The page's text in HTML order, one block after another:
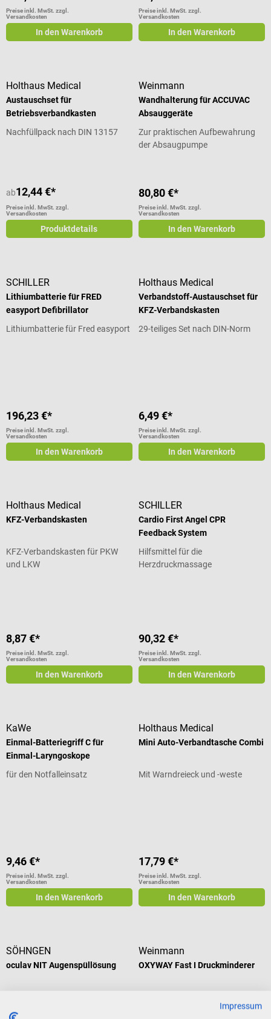
Preise inkl. MwSt. zzgl.
Versandkosten
In den Warenkorb
Preise inkl. MwSt. zzgl.
Versandkosten
In den Warenkorb
Holthaus Medical
Austauschset für
Betriebsverbandkasten
Nachfüllpack nach DIN 13157
ab12,44 €*
Preise inkl. MwSt. zzgl.
Versandkosten
Produktdetails
Weinmann
Wandhalterung für ACCUVAC
Absauggeräte
Zur praktischen Aufbewahrung
der Absaugpumpe
80,80 €*
Preise inkl. MwSt. zzgl.
Versandkosten
In den Warenkorb
SCHILLER
Lithiumbatterie für FRED
easyport Defibrillator
Lithiumbatterie für Fred easyport
196,23 €*
Preise inkl. MwSt. zzgl.
Versandkosten
In den Warenkorb
Holthaus Medical
Verbandstoff-Austauschset für
KFZ-Verbandskasten
29-teiliges Set nach DIN-Norm
6,49 €*
Preise inkl. MwSt. zzgl.
Versandkosten
In den Warenkorb
Holthaus Medical
KFZ-Verbandskasten
KFZ-Verbandskasten für PKW
und LKW
8,87 €*
Preise inkl. MwSt. zzgl.
Versandkosten
In den Warenkorb
SCHILLER
Cardio First Angel CPR
Feedback System
Hilfsmittel für die
Herzdruckmassage
90,32 €*
Preise inkl. MwSt. zzgl.
Versandkosten
In den Warenkorb
KaWe
Einmal-Batteriegriff C für
Einmal-Laryngoskope
für den Notfalleinsatz
9,46 €*
Preise inkl. MwSt. zzgl.
Versandkosten
In den Warenkorb
Holthaus Medical
Mini Auto-Verbandtasche Combi
Mit Warndreieck und -weste
17,79 €*
Preise inkl. MwSt. zzgl.
Versandkosten
In den Warenkorb
SÖHNGEN
oculav NIT Augenspüllösung
der Augen
Weinmann
OXYWAY Fast I Druckminderer
Impressum